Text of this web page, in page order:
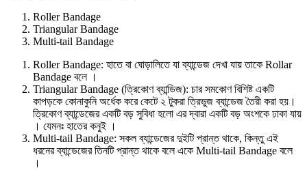
Roller Bandage
Triangular Bandage
Multi-tail Bandage
Roller Bandage: হাতে বা ঘোড়ালিতে যা ব্যান্ডেজ দেখা যায় তাকে Rollar
Bandage বলে ।
Triangular Bandage (ত্রিকোণ ব্যান্ডিজ): চার সমকোণ বিশিষ্ট একটি
কাপড়কে কোনাকুনি অর্ধেক করে কেটে ২ টুকরা ত্রিভুজ ব্যান্ডেজ তৈরী করা হয়।
ত্রিকোণ ব্যান্ডেজের একটি বড় সুবিধা হলো এর দ্বারা একটি বড় অংশকে ঢাকা যায়
। যেমনঃ হাতের কনুই ।
Multi-tail Bandage: সকল ব্যান্ডেজের দুইটি প্রান্ত থাকে, কিন্তু এই
ধরনের ব্যান্ডেজের তিনটি প্রান্ত থাকে বলে একে Multi-tail Bandage বলে
।